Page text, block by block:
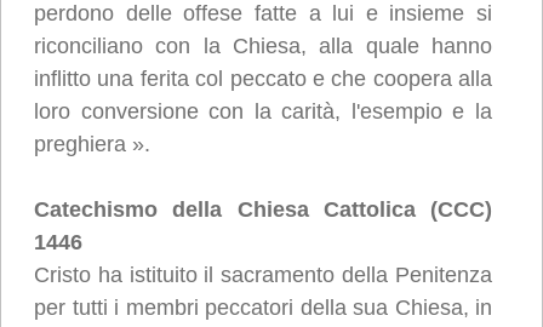
perdono delle offese fatte a lui e insieme si
riconciliano con la Chiesa, alla quale hanno
inflitto una ferita col peccato e che coopera alla
loro conversione con la carità, l'esempio e la
preghiera ».
Catechismo della Chiesa Cattolica (CCC)
1446
Cristo ha istituito il sacramento della Penitenza
per tutti i membri peccatori della sua Chiesa, in